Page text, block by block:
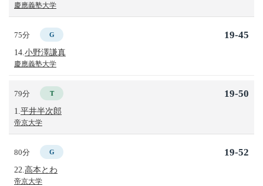
慶應義塾大学
75分 G
14. 小野澤謙真
慶應義塾大学
19-45
79分 T
1. 平井半次郎
帝京大学
19-50
80分 G
22. 高本とわ
帝京大学
19-52